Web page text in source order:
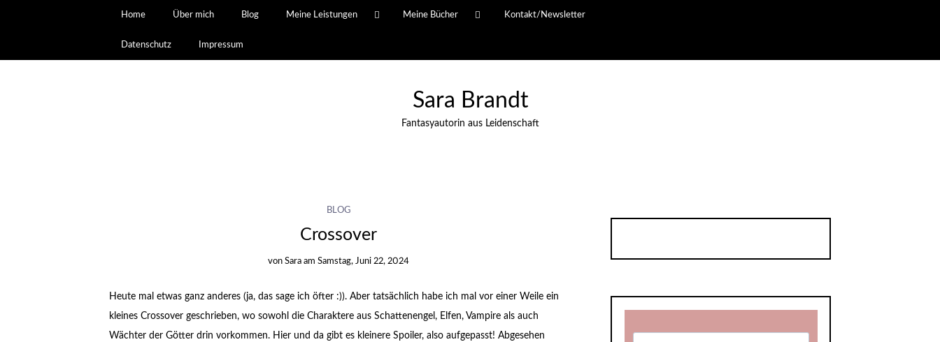
Home Über mich Blog Meine Leistungen Meine Bücher Kontakt/Newsletter
Datenschutz Impressum
Sara Brandt
Fantasyautorin aus Leidenschaft
BLOG
Crossover
vonSara amSamstag, Juni 22, 2024
Heute mal etwas ganz anderes (ja, das sage ich öfter :)). Aber tatsächlich habe ich mal vor einer Weile ein
kleines Crossover geschrieben, wo sowohl die Charaktere aus Schattenengel, Elfen, Vampire als auch
Wächter der Götter drin vorkommen. Hier und da gibt es kleinere Spoiler, also aufgepasst! Abgesehen